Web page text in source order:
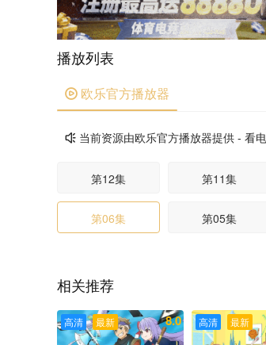
播放列表
 欧乐官方播放器
 当前资源由欧乐官方播放器提供 - 看
第12集 第11集
第06集 第05集
相关推荐
最新
高清 8.0 最新
高清